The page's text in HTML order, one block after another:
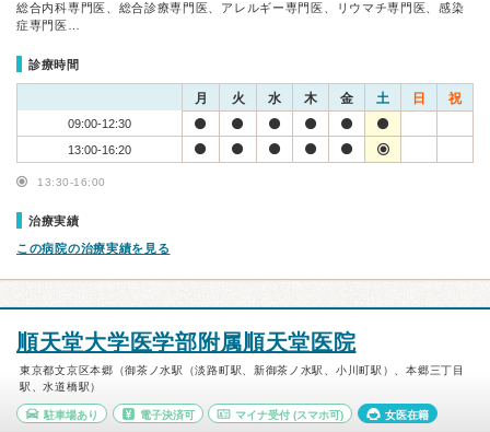
総合内科専門医、総合診療専門医、アレルギー専門医、リウマチ専門医、感染
症専門医…
診療時間
月 火 水 木 金 土 日 祝
09:00-12:30
13:00-16:20
13:30-16:00
治療実績
この病院の治療実績を見る
順天堂大学医学部附属順天堂医院
東京都文京区本郷（御茶ノ水駅（淡路町駅、新御茶ノ水駅、小川町駅）、本郷三丁目
駅、水道橋駅）
駐車場あり 電子決済可 マイナ受付 (スマホ可) 女医在籍